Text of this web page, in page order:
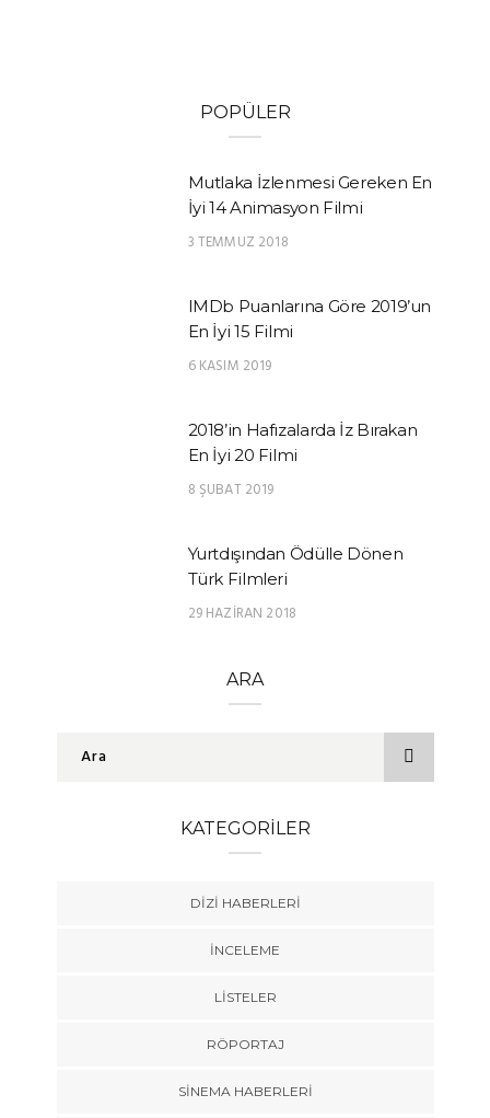
POPÜLER
Mutlaka İzlenmesi Gereken En
İyi 14 Animasyon Filmi
3 TEMMUZ 2018
IMDb Puanlarına Göre 2019’un
En İyi 15 Filmi
6 KASIM 2019
2018’in Hafızalarda İz Bırakan
En İyi 20 Filmi
8 ŞUBAT 2019
Yurtdışından Ödülle Dönen
Türk Filmleri
29 HAZIRAN 2018
ARA
KATEGORILER
DIZI HABERLERI
İNCELEME
LISTELER
RÖPORTAJ
SINEMA HABERLERI